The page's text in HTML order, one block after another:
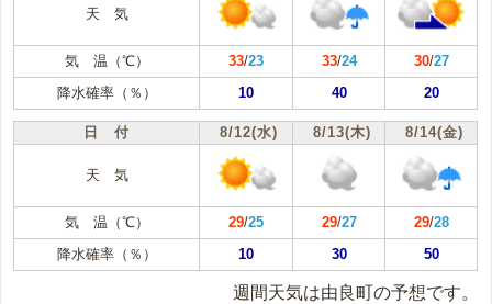
天 気
気 温（℃） 33/23 33/24 30/27
降水確率（％）
10 40 20
日 付 8/12(水) 8/13(木) 8/14(金)
天 気
気 温（℃） 29/25 29/27 29/28
降水確率（％）
10 30 50
週間天気は由良町の予想です。